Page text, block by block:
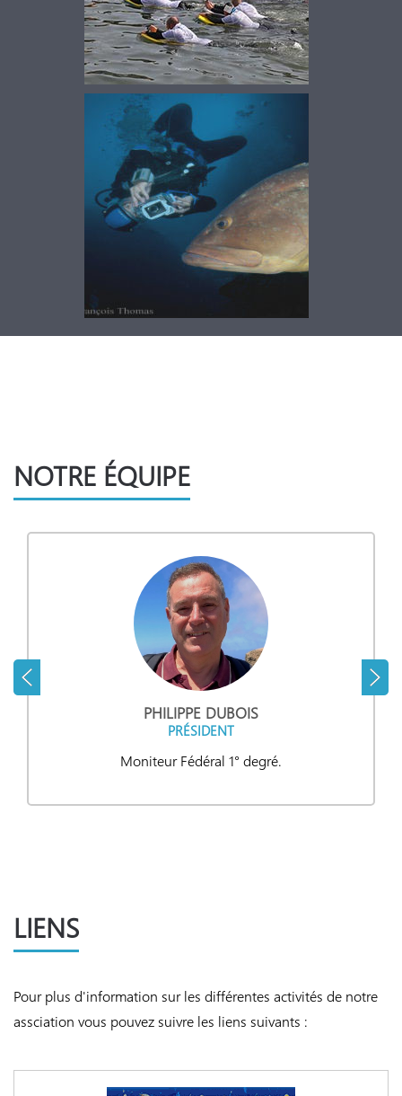
NAGE EN EAU VIVE
NOTRE ÉQUIPE
PHILIPPE DUBOIS
PRÉSIDENT
Moniteur Fédéral 1° degré.
LIENS
Pour plus d'information sur les différentes activités de notre
assciation vous pouvez suivre les liens suivants :